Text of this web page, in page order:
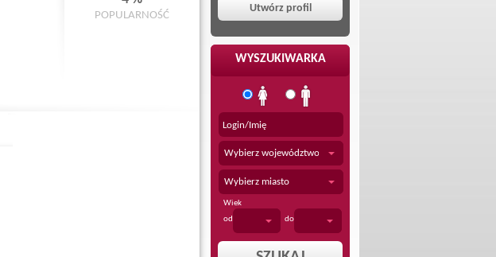
POPULARNOŚĆ
Utwórz profil
WYSZUKIWARKA
Wybierz województwo
Wybierz miasto
Wiek
od
do